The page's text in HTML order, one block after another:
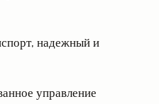
надежный и
управление